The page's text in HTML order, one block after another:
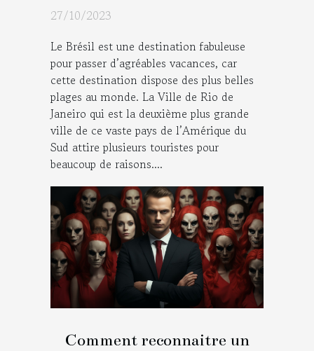
27/10/2023
Le Brésil est une destination fabuleuse
pour passer d’agréables vacances, car
cette destination dispose des plus belles
plages au monde. La Ville de Rio de
Janeiro qui est la deuxième plus grande
ville de ce vaste pays de l’Amérique du
Sud attire plusieurs touristes pour
beaucoup de raisons....
Comment reconnaitre un